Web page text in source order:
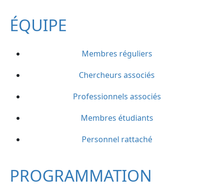
ÉQUIPE
Membres réguliers
Chercheurs associés
Professionnels associés
Membres étudiants
Personnel rattaché
PROGRAMMATION